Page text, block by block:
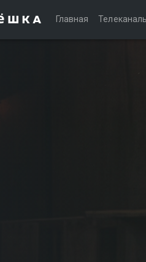
Главная